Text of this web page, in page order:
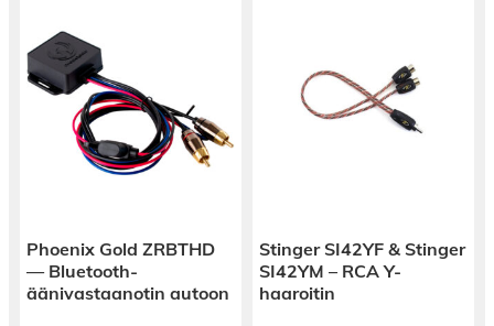
Phoenix Gold ZRBTHD
— Bluetooth-
äänivastaanotin autoon
Stinger SI42YF & Stinger
SI42YM – RCA Y-
haaroitin